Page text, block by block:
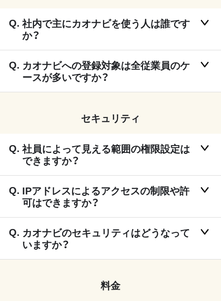
社内で主にカオナビを使う人は誰です
か？
カオナビへの登録対象は全従業員のケ
ースが多いですか？
セキュリティ
社員によって見える範囲の権限設定は
できますか？
IPアドレスによるアクセスの制限や許
可はできますか？
カオナビのセキュリティはどうなって
いますか？
料金